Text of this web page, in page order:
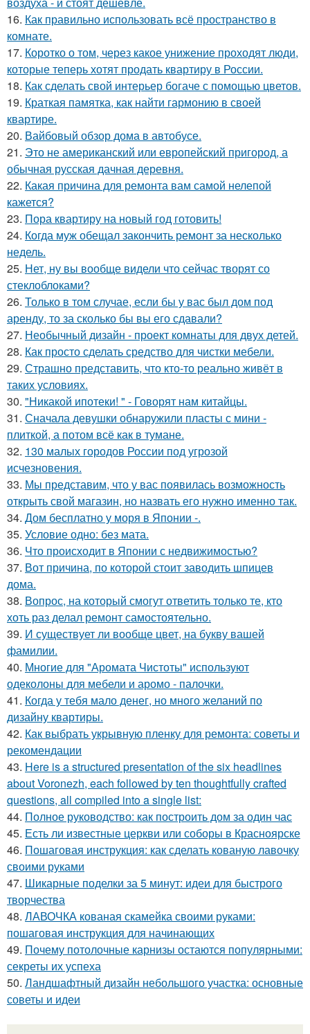
16. Как правильно использовать всё пространство в
комнате.
17. Коротко о том, через какое унижение проходят люди,
которые теперь хотят продать квартиру в России.
18. Как сделать свой интерьер богаче с помощью цветов.
19. Краткая памятка, как найти гармонию в своей
квартире.
20. Вайбовый обзор дома в автобусе.
21. Это не американский или европейский пригород, а
обычная русская дачная деревня.
22. Какая причина для ремонта вам самой нелепой
кажется?
23. Пора квартиру на новый год готовить!
24. Когда муж обещал закончить ремонт за несколько
недель.
25. Нет, ну вы вообще видели что сейчас творят со
стеклоблоками?
26. Только в том случае, если бы у вас был дом под
аренду, то за сколько бы вы его сдавали?
27. Необычный дизайн - проект комнаты для двух детей.
28. Как просто сделать средство для чистки мебели.
29. Страшно представить, что кто-то реально живёт в
таких условиях.
30. "Никакой ипотеки! " - Говорят нам китайцы.
31. Сначала девушки обнаружили пласты с мини -
плиткой, а потом всё как в тумане.
32. 130 малых городов России под угрозой
исчезновения.
33. Мы представим, что у вас появилась возможность
открыть свой магазин, но назвать его нужно именно так.
34. Дом бесплатно у моря в Японии -.
35. Условие одно: без мата.
36. Что происходит в Японии с недвижимостью?
37. Вот причина, по которой стоит заводить шпицев
дома.
38. Вопрос, на который смогут ответить только те, кто
хоть раз делал ремонт самостоятельно.
39. И существует ли вообще цвет, на букву вашей
фамилии.
40. Многие для "Аромата Чистоты" используют
одеколоны для мебели и аромо - палочки.
41. Когда у тебя мало денег, но много желаний по
дизайну квартиры.
42. Как выбрать укрывную пленку для ремонта: советы и
рекомендации
43. Here is a structured presentation of the six headlines
about Voronezh, each followed by ten thoughtfully crafted
questions, all compiled into a single list:
44. Полное руководство: как построить дом за один час
45. Есть ли известные церкви или соборы в Красноярске
46. Пошаговая инструкция: как сделать кованую лавочку
своими руками
47. Шикарные поделки за 5 минут: идеи для быстрого
творчества
48. ЛАВОЧКА кованая скамейка своими руками:
пошаговая инструкция для начинающих
49. Почему потолочные карнизы остаются популярными:
секреты их успеха
50. Ландшафтный дизайн небольшого участка: основные
советы и идеи